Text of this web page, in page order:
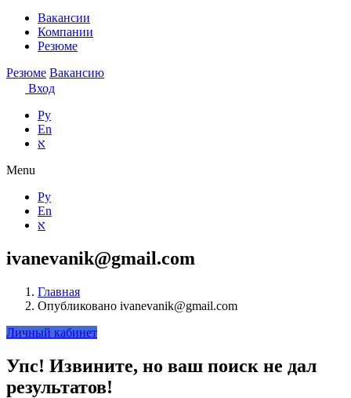
Вакансии
Компании
Резюме
Резюме Вакансию
Вход
Ру
En
א
Menu
Ру
En
א
ivanevanik@gmail.com
Главная
Опубликовано ivanevanik@gmail.com
Личный кабинет
Упс! Извините, но ваш поиск не дал
результатов!